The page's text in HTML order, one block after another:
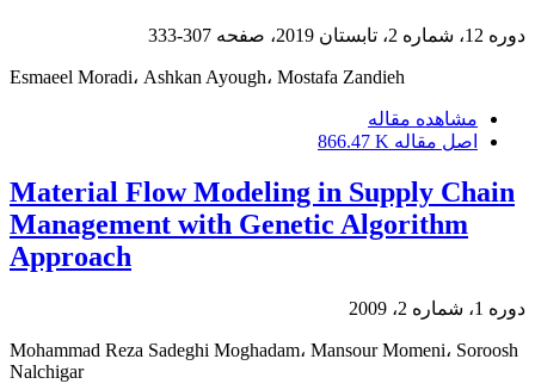
دوره 12، شماره 2، تابستان 2019، صفحه 307-333
Esmaeel Moradi، Ashkan Ayough، Mostafa Zandieh
مشاهده مقاله
اصل مقاله 866.47 K
Material Flow Modeling in Supply Chain
Management with Genetic Algorithm
Approach
دوره 1، شماره 2، 2009
Mohammad Reza Sadeghi Moghadam، Mansour Momeni، Soroosh
Nalchigar